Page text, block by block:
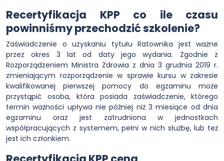
Recertyfikacja KPP co ile czasu
powinniśmy przechodzić szkolenie?
Zaświadczenie o uzyskaniu tytułu Ratownika jest ważne
przez okres 3 lat od daty jego wydania. Zgodnie z
Rozporządzeniem Ministra Zdrowia z dnia 3 grudnia 2019 r.
zmieniającym rozporządzenie w sprawie kursu w zakresie
kwalifikowanej pierwszej pomocy do egzaminu może
przystąpić osoba, która posiada zaświadczenie, którego
termin ważności upływa nie później niż 3 miesiące od dnia
egzaminu oraz jest zatrudniona w jednostkach
współpracujących z systemem, pełni w nich służbę, lub też
jest ich członkiem.